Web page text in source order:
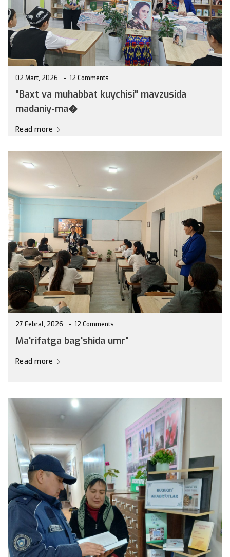
02 Mart, 2026 12 Comments
"Baxt va muhabbat kuychisi" mavzusida
madaniy-ma�
Read more
27 Febral, 2026 12 Comments
Ma'rifatga bag'shida umr"
Read more